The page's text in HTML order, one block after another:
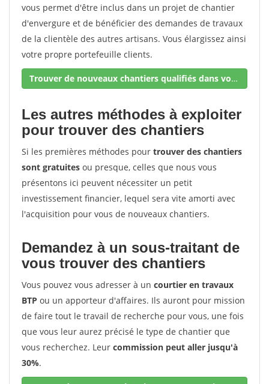
vous permet d'être inclus dans un projet de chantier
d'envergure et de bénéficier des demandes de travaux
de la clientèle des autres artisans. Vous élargissez ainsi
votre propre portefeuille clients.
Trouver de nouveaux chantiers qualifiés dans votre secteur !
Les autres méthodes à exploiter
pour trouver des chantiers
Si les premières méthodes pour trouver des chantiers
sont gratuites ou presque, celles que nous vous
présentons ici peuvent nécessiter un petit
investissement financier, lequel sera vite amorti avec
l'acquisition pour vous de nouveaux chantiers.
Demandez à un sous-traitant de
vous trouver des chantiers
Vous pouvez vous adresser à un courtier en travaux
BTP ou un apporteur d'affaires. Ils auront pour mission
de faire tout le travail de recherche pour vous, une fois
que vous leur aurez précisé le type de chantier que
vous recherchez. Leur commission peut aller jusqu'à
30%.